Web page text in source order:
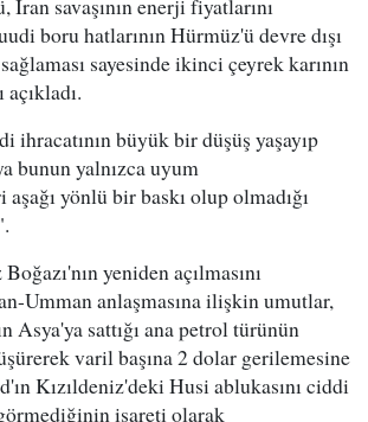
boru hatlarının Hürmüz'ü devre dışı
sayesinde ikinci çeyrek karının
açıkladı.
ihracatının büyük bir düşüş yaşayıp
bunun yalnızca uyum
yönlü bir baskı olup olmadığı
yeniden açılmasını
Umman anlaşmasına ilişkin umutlar,
Asya'ya sattığı ana petrol türünün
varil başına 2 dolar gerilemesine
Kızıldeniz'deki Husi ablukasını ciddi
işareti olarak